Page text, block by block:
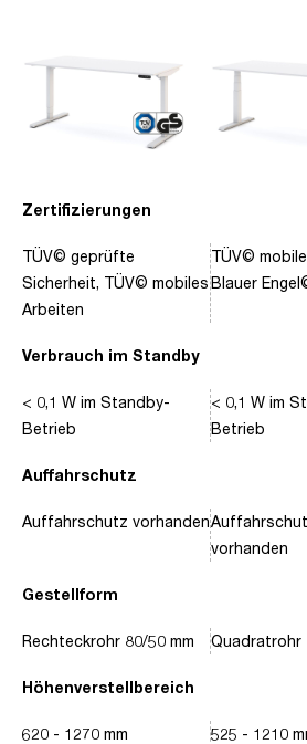
Zertifizierungen
Verbrauch im Standby
Auffahrschutz
Gestellform
Höhenverstellbereich
TÜV© geprüfte
Sicherheit, TÜV© mobiles
Arbeiten
< 0,1 W im Standby-
Betrieb
Auffahrschutz vorhanden
Rechteckrohr 80/50 mm
620 - 1270 mm
TÜV©
Blauer
< 0,1 W im
Betrieb
vorhanden
Quadratrohr
525 - 1210